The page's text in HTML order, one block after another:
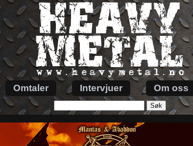
Omtaler Intervjuer Om oss
etter: